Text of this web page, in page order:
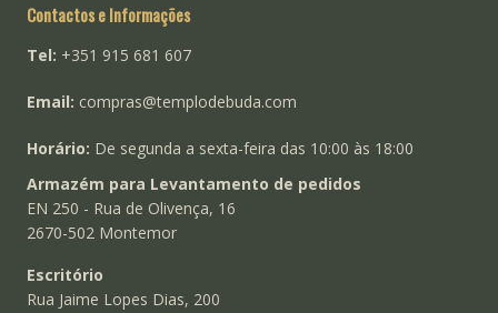
Contactos e Informações
Tel: +351 915 681 607
Email: compras@templodebuda.com
Horário: De segunda a sexta-feira das 10:00 às 18:00
Armazém para Levantamento de pedidos
EN 250 - Rua de Olivença, 16
2670-502 Montemor
Escritório
Rua Jaime Lopes Dias, 200